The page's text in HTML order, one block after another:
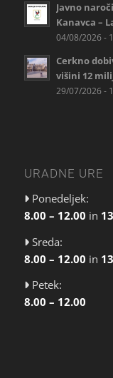
Javno
Kanavca –
04/08/2026 -
Cerkno
višini 12
29/07/2026 -
URADNE URE
Ponedeljek:
8.00 – 12.00 in
Sreda:
8.00 – 12.00 in
Petek:
8.00 – 12.00